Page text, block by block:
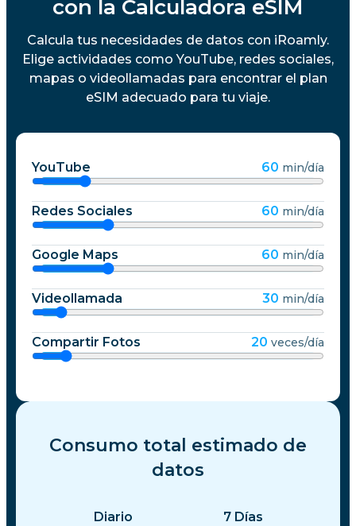
con la Calculadora eSIM
Calcula tus necesidades de datos con iRoamly.
Elige actividades como YouTube, redes sociales,
mapas o videollamadas para encontrar el plan
eSIM adecuado para tu viaje.
YouTube 60 min/día
Redes Sociales 60 min/día
Google Maps 60 min/día
Videollamada 30 min/día
Compartir Fotos 20 veces/día
Consumo total estimado de
datos
Diario 7 Días